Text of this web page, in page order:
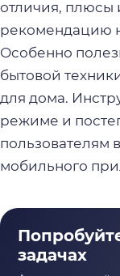
отличия, плюсы
рекомендацию
Особенно
бытовой
для дома.
режиме и
пользователям
мобильного